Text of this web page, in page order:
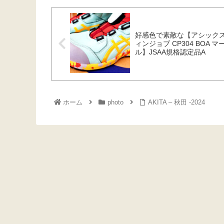
好感色で素敵な【アシック
ィンジョブ CP304 BOA マ
ル】JSAA規格認定品A
ホーム photo AKITA – 秋田 -2024